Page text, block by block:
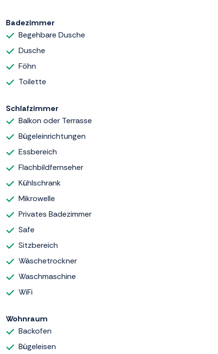
Badezimmer
Begehbare Dusche
Dusche
Föhn
Toilette
Schlafzimmer
Balkon oder Terrasse
Bügeleinrichtungen
Essbereich
Flachbildfernseher
Kühlschrank
Mikrowelle
Privates Badezimmer
Safe
Sitzbereich
Wäschetrockner
Waschmaschine
WiFi
Wohnraum
Backofen
Bügeleisen